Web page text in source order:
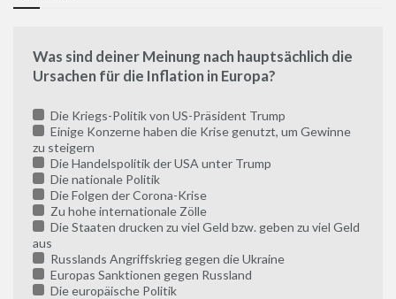
Was sind deiner Meinung nach hauptsächlich die
Ursachen für die Inflation in Europa?
Die Kriegs-Politik von US-Präsident Trump
Einige Konzerne haben die Krise genutzt, um Gewinne
zu steigern
Die Handelspolitik der USA unter Trump
Die nationale Politik
Die Folgen der Corona-Krise
Zu hohe internationale Zölle
Die Staaten drucken zu viel Geld bzw. geben zu viel Geld
aus
Russlands Angriffskrieg gegen die Ukraine
Europas Sanktionen gegen Russland
Die europäische Politik